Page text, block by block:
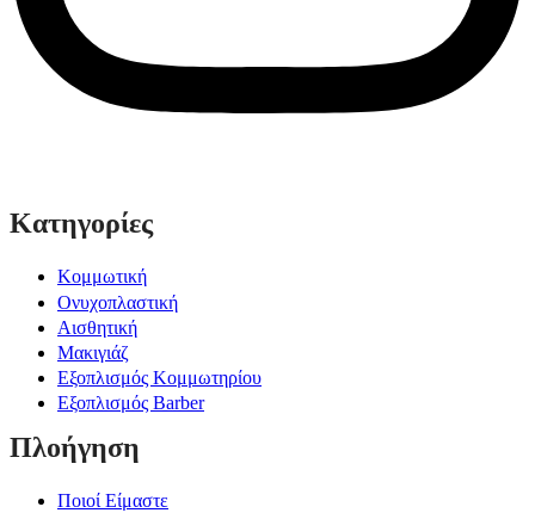
Κατηγορίες
Κομμωτική
Ονυχοπλαστική
Αισθητική
Μακιγιάζ
Εξοπλισμός Κομμωτηρίου
Εξοπλισμός Barber
Πλοήγηση
Ποιοί Είμαστε